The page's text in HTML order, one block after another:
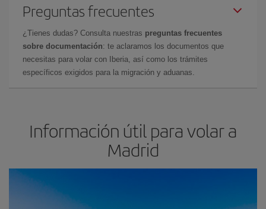
Preguntas frecuentes
¿Tienes dudas? Consulta nuestras preguntas frecuentes
sobre documentación: te aclaramos los documentos que
necesitas para volar con Iberia, así como los trámites
específicos exigidos para la migración y aduanas.
Información útil para volar a
Madrid